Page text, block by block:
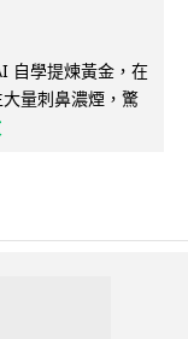
自學提煉黃金，在
量刺鼻濃煙，驚